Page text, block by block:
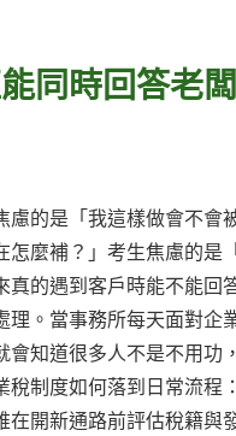
同時回答老
的是「我這樣做會不會
麼補？」考生焦慮的是
的遇到客戶時能不能回
。當事務所每天面對企
知道很多人不是不用功
制度如何落到日常流程
開新通路前評估稅籍與